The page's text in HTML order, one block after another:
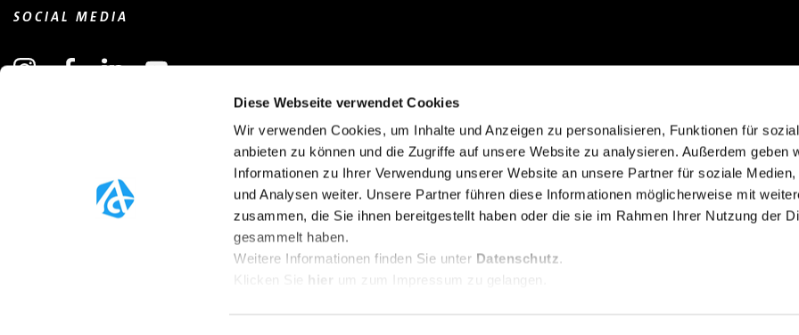
Diese Webseite verwendet Cookies
Wir verwenden Cookies, um Inhalte und Anzeigen zu personalisieren, Funktionen für
anbieten zu können und die Zugriffe auf unsere Website zu analysieren. Außerdem geben
Informationen zu Ihrer Verwendung unserer Website an unsere Partner für soziale Medien,
und Analysen weiter. Unsere Partner führen diese Informationen möglicherweise mit
zusammen, die Sie ihnen bereitgestellt haben oder die sie im Rahmen Ihrer Nutzung der
gesammelt haben.
Weitere Informationen finden Sie unter Datenschutz.
hier um zum Impressum zu gelangen.
SOCIAL MEDIA